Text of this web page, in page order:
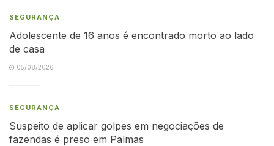
SEGURANÇA
Adolescente de 16 anos é encontrado morto ao lado
de casa
05/08/2026
SEGURANÇA
Suspeito de aplicar golpes em negociações de
fazendas é preso em Palmas